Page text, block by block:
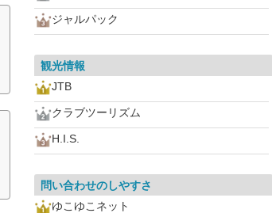
ジャルパック
観光情報
JTB
クラブツーリズム
H.I.S.
問い合わせのしやすさ
ゆこゆこネット